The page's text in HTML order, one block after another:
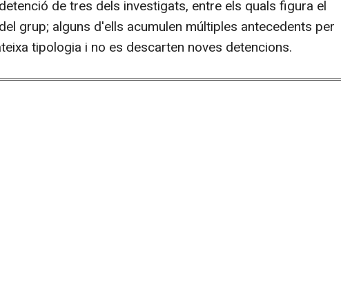
de tres dels investigats, entre els quals figura el
grup; alguns d'ells acumulen múltiples antecedents per
tipologia i no es descarten noves detencions.